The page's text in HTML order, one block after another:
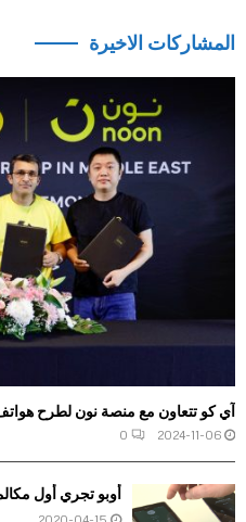
المشاركات الاخيرة
آي كو تتعاون مع منصة نون لطرح
2024-11-06
0
أوبو تجري أول